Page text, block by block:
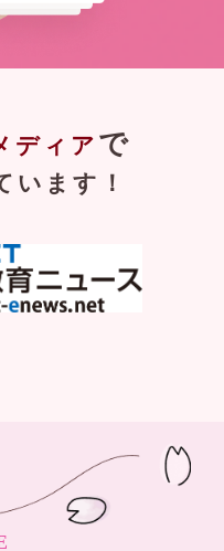
ディア で
います！